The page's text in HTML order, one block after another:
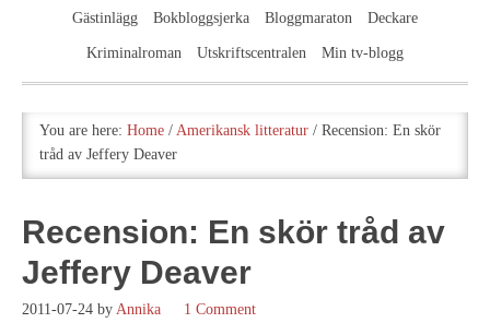
Gästinlägg Bokbloggsjerka Bloggmaraton Deckare
Kriminalroman Utskriftscentralen Min tv-blogg
You are here: Home / Amerikansk litteratur / Recension: En skör
tråd av Jeffery Deaver
Recension: En skör tråd av
Jeffery Deaver
2011-07-24 by Annika 1 Comment